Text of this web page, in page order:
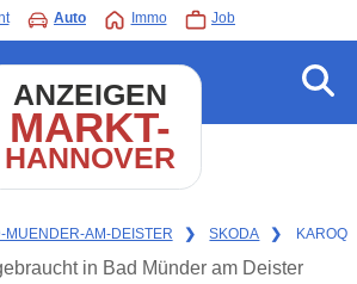
Auto Immo Job
ANZEIGEN
MARKT-
HANNOVER
MUENDER-AM-DEISTER ❯ SKODA ❯ KAROQ
in Bad Münder am Deister